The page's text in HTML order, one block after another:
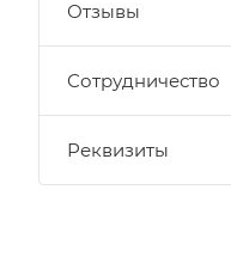
Отзывы
Сотрудничество
Реквизиты